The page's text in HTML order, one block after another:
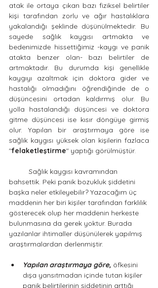
atak ile ortaya çıkan bazı fiziksel belirtiler
kişi tarafından zorlu ve ağır hastalıklara
yakalandığı şeklinde düşünülmektedir. Bu
sayede sağlık kaygısı artmakta ve
bedenimizde hissettiğimiz -kaygı ve panik
atakta benzer olan- bazı belirtiler de
artmaktadır. Bu durumda kişi genellikle
kaygıyı azaltmak için doktora gider ve
hastalığı olmadığını öğrendiğinde de o
düşüncesini ortadan kaldırmış olur. Bu
yolla hastalandığı düşüncesi ve doktora
gitme düşüncesi ise kısır döngüye girmiş
olur. Yapılan bir araştırmaya göre ise
sağlık kaygısı yüksek olan kişilerin fazlaca
"felaketleştirme" yaptığı görülmüştür.
bahsettik. Peki panik bozukluk şiddetini
başka neler etkileyebilir? Yazacağım üç
maddenin her biri kişiler tarafından farklılık
gösterecek olup her maddenin herkeste
bulunmasına da gerek yoktur. Burada
yazılanlar ihtimaller düşünülerek yapılmış
araştırmalardan derlenmiştir.
Yapılan araştırmaya göre, öfkesini
dışa yansıtmadan içinde tutan kişiler
panik belirtilerinin şiddetinin arttığı